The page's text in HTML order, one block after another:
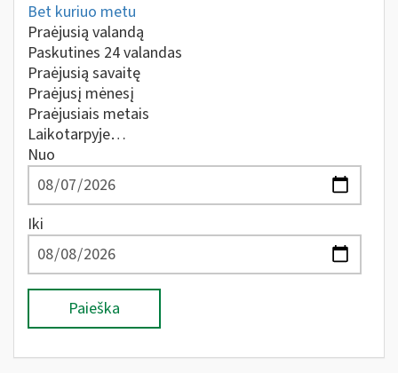
Bet kuriuo metu
Praėjusią valandą
Paskutines 24 valandas
Praėjusią savaitę
Praėjusį mėnesį
Praėjusiais metais
Laikotarpyje…
Nuo
Iki
Paieška